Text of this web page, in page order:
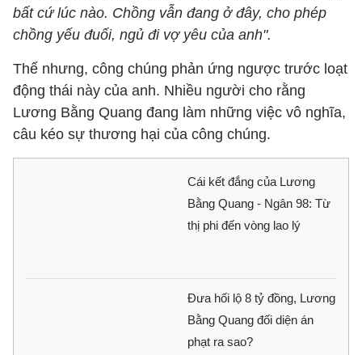
bất cứ lúc nào. Chồng vẫn đang ở đây, cho phép
chồng yếu đuối, ngủ đi vợ yêu của anh".
Thế nhưng, công chúng phản ứng ngược trước loạt
động thái này của anh. Nhiều người cho rằng
Lương Bằng Quang đang làm những việc vô nghĩa,
câu kéo sự thương hại của công chúng.
Cái kết đắng của Lương
Bằng Quang - Ngân 98: Từ
thị phi đến vòng lao lý
Đưa hối lộ 8 tỷ đồng, Lương
Bằng Quang đối diện án
phạt ra sao?